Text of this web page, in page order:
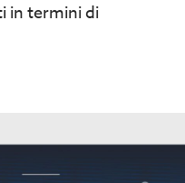
in termini di